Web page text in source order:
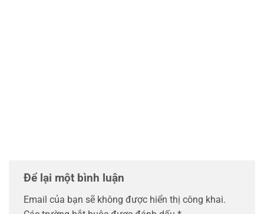
Để lại một bình luận
Email của bạn sẽ không được hiển thị công khai.